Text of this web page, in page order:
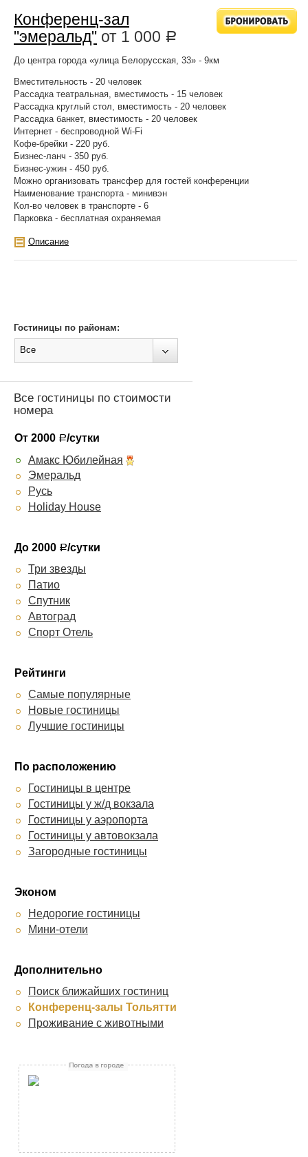
Конференц-зал
"эмеральд" от 1 000 Р
До центра города «улица Белорусская, 33» - 9км
Вместительность - 20 человек
Рассадка театральная, вместимость - 15 человек
Рассадка круглый стол, вместимость - 20 человек
Рассадка банкет, вместимость - 20 человек
Интернет - беспроводной Wi-Fi
Кофе-брейки - 220 руб.
Бизнес-ланч - 350 руб.
Бизнес-ужин - 450 руб.
Можно организовать трансфер для гостей конференции
Наименование транспорта - минивэн
Кол-во человек в транспорте - 6
Парковка - бесплатная охраняемая
Описание
Гостиницы по районам:
Все
Все гостиницы по стоимости
номера
От 2000 Р/сутки
Амакс Юбилейная
Эмеральд
Русь
Holiday House
До 2000 Р/сутки
Три звезды
Патио
Спутник
Автоград
Спорт Отель
Рейтинги
Самые популярные
Новые гостиницы
Лучшие гостиницы
По расположению
Гостиницы в центре
Гостиницы у ж/д вокзала
Гостиницы у аэропорта
Гостиницы у автовокзала
Загородные гостиницы
Эконом
Недорогие гостиницы
Мини-отели
Дополнительно
Поиск ближайших гостиниц
Конференц-залы Тольятти
Проживание с животными